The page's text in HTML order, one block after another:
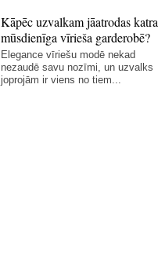
Kāpēc uzvalkam jāatrodas katra
mūsdienīga vīrieša garderobē?
Elegance vīriešu modē nekad
nezaudē savu nozīmi, un uzvalks
joprojām ir viens no tiem...